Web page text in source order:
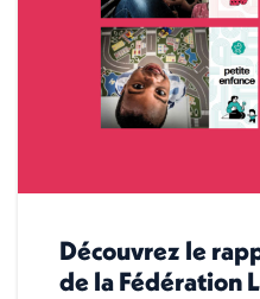
Découvrez le
de la Fédération